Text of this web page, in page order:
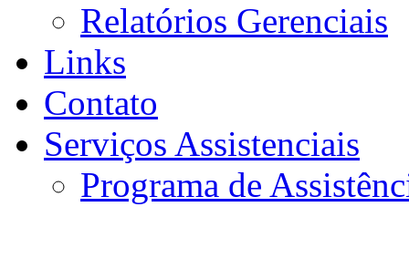
Relatórios Gerenciais
Links
Contato
Serviços Assistenciais
Programa de